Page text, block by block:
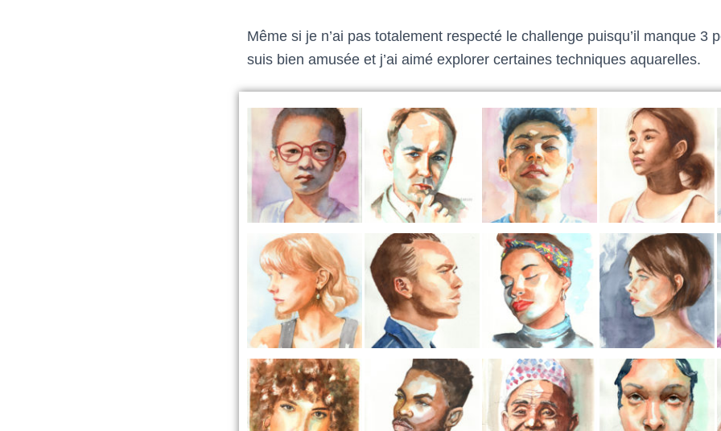
Même si je n’ai pas totalement respecté le challenge puisqu’il manque 3
suis bien amusée et j’ai aimé explorer certaines techniques aquarelles.